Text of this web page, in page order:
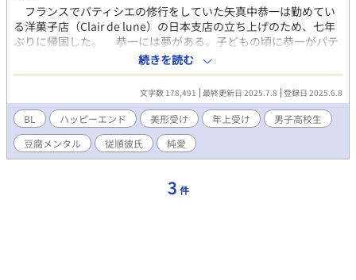
フランスでパティシエの修行をしていた矢真中恭一は勤めてい
る洋菓子店（Clair de lune）の日本支店の立ち上げのため、七年
ぶりに帰国した。 恭一には夢がある。子どもの頃に恭一がパテ
ィシエを目指すきっかけになった少年に、いつか自分が作ったお
菓子を食べてもらうことだ。 店長から期待していると言われ重
圧に潰れそうになった恭一を救ってくれたのは、あの時の少年だ
った。 ・他サイトにも掲載中です ・進展遅め ・SMシーンはあり
ませんが精神的主従関係あり ・現代日本設定 ・脇CPあり ・軽い
シリアスあり ・15〜20万字くらいになる予定
続きを読む
文字数 178,491 最終更新日 2025.7.8 登録日 2025.6.8
BL ハッピーエンド 美形受け 年上受け
男子高校生
豆腐メンタル
従順彼氏 純愛
3 件